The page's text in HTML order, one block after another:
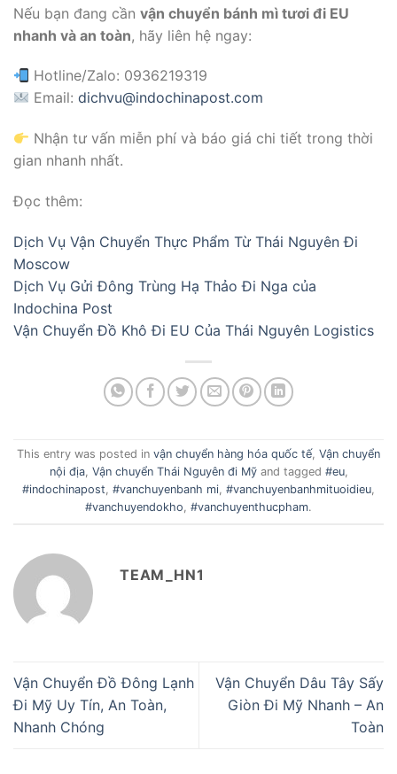
Nếu bạn đang cần vận chuyển bánh mì tươi đi EU
nhanh và an toàn, hãy liên hệ ngay:
Hotline/Zalo: 0936219319
Email:dichvu@indochinapost.com
Nhận tư vấn miễn phí và báo giá chi tiết trong thời
gian nhanh nhất.
Đọc thêm:
Dịch Vụ Vận Chuyển Thực Phẩm Từ Thái Nguyên Đi
Moscow
Dịch Vụ Gửi Đông Trùng Hạ Thảo Đi Nga của
Indochina Post
Vận Chuyển Đồ Khô Đi EU Của Thái Nguyên Logistics
This entry was posted in vận chuyển hàng hóa quốc tế, Vận chuyển
nội địa, Vận chuyển Thái Nguyên đi Mỹand tagged #eu,
#indochinapost, #vanchuyenbanh mi, #vanchuyenbanhmituoidieu,
#vanchuyendokho, #vanchuyenthucpham.
TEAM_HN1
Vận Chuyển Đồ Đông Lạnh
Đi Mỹ Uy Tín, An Toàn,
Nhanh Chóng
Vận Chuyển Dâu Tây Sấy
Giòn Đi Mỹ Nhanh – An
Toàn